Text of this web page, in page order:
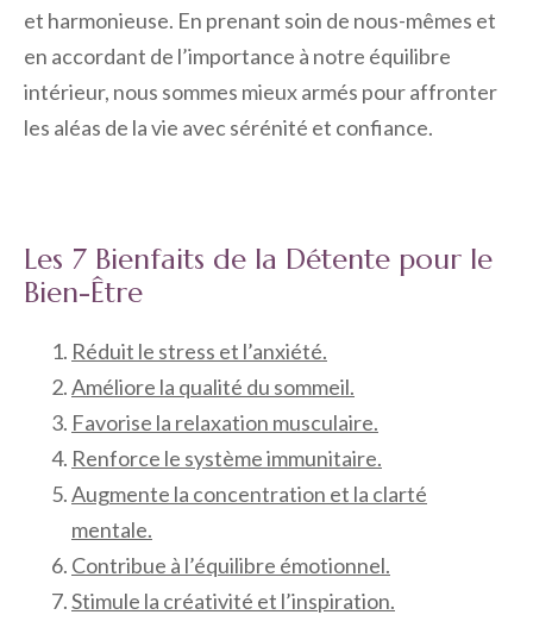
et harmonieuse. En prenant soin de nous-mêmes et
en accordant de l’importance à notre équilibre
intérieur, nous sommes mieux armés pour affronter
les aléas de la vie avec sérénité et confiance.
Les 7 Bienfaits de la Détente pour le
Bien-Être
Réduit le stress et l’anxiété.
Améliore la qualité du sommeil.
Favorise la relaxation musculaire.
Renforce le système immunitaire.
Augmente la concentration et la clarté
mentale.
Contribue à l’équilibre émotionnel.
Stimule la créativité et l’inspiration.